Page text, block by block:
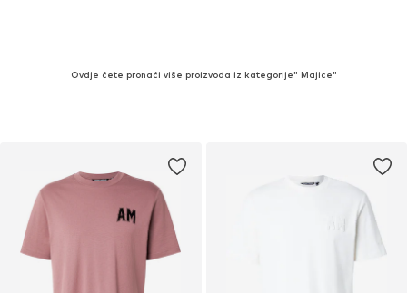
Ovdje ćete pronaći više proizvoda iz kategorije" Majice"